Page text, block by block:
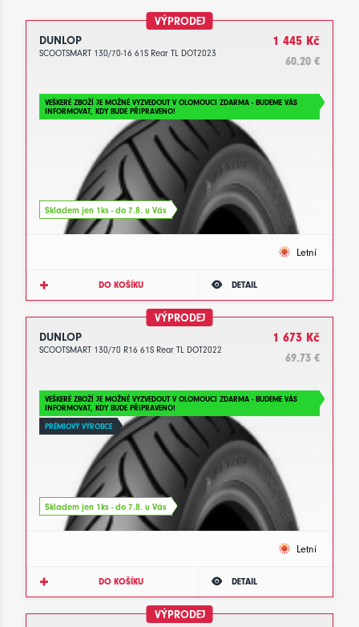
VÝPRODEJ
DUNLOP
SCOOTSMART 130/70-16 61S Rear TL DOT2023
1 445 Kč
60.20 €
VEŠKERÉ ZBOŽÍ JE MOŽNÉ VYZVEDOUT V OLOMOUCI ZDARMA - BUDEME VÁS
INFORMOVAT, KDY BUDE PŘIPRAVENO!
Skladem jen 1ks - do 7.8. u Vás
Letní
DO KOŠÍKU DETAIL
VÝPRODEJ
DUNLOP
SCOOTSMART 130/70 R16 61S Rear TL DOT2022
1 673 Kč
69.73 €
VEŠKERÉ ZBOŽÍ JE MOŽNÉ VYZVEDOUT V OLOMOUCI ZDARMA - BUDEME VÁS
INFORMOVAT, KDY BUDE PŘIPRAVENO!
PRÉMIOVÝ VÝROBCE
Skladem jen 1ks - do 7.8. u Vás
Letní
DO KOŠÍKU DETAIL
VÝPRODEJ